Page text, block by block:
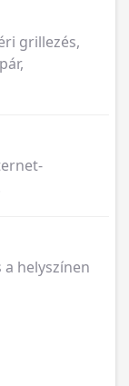
grillezés,
helyszínen